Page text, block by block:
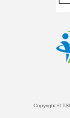
Copyright ©